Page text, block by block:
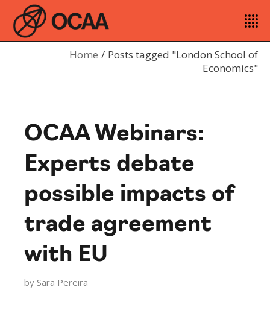
Home
Posts tagged "London School of
Economics"
OCAA Webinars:
Experts debate
possible impacts of
trade agreement
with EU
by Sara Pereira